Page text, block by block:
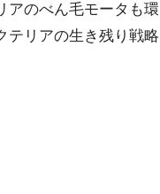
アのべん毛モータも環
テリアの生き残り戦略